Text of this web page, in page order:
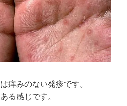
痒みのない発疹です。
る感じです。